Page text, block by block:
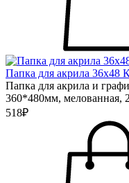
Папка для акрила 36х48
Папка для акрила и
360*480мм, мелованная,
518₽